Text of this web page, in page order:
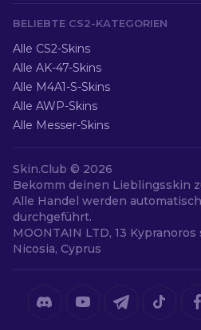
BELIEBTE CS2-KATEGORIEN
Alle CS2-Skins
Alle AK-47-Skins
Alle M4A1-S-Skins
Alle AWP-Skins
Alle Messer-Skins
Skin.Club © 2026
Bekomm deinen Lieblingsskin
Alle Handel werden
durchgeführt.
MOONTAIN LTD, 13 Kypranoros
Nicosia, Cyprus